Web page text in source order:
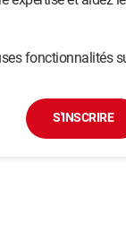
fonctionnalités
S'INSCRIRE